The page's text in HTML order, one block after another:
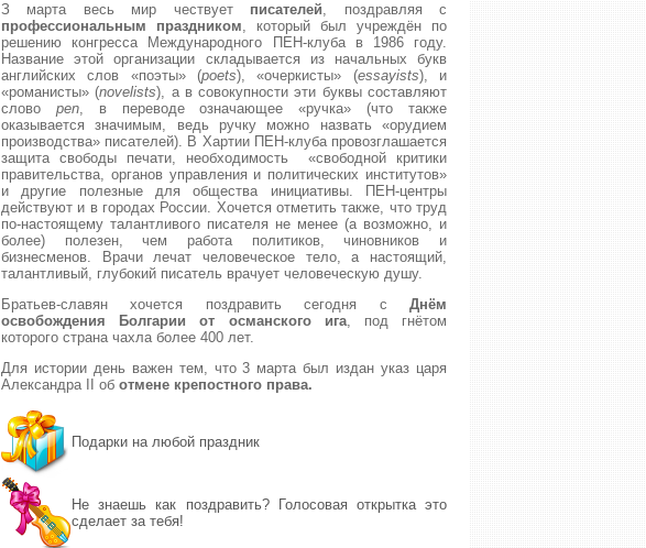
З марта весь мир чествует писателей, поздравляя с
профессиональным праздником, который был учреждён по
решению конгресса Международного ПЕН-клуба в 1986 году.
Название этой организации складывается из начальных букв
английских слов «поэты» (poets), «очеркисты» (essayists), и
«романисты» (novelists), а в совокупности эти буквы составляют
слово pen, в переводе означающее «ручка» (что также
оказывается значимым, ведь ручку можно назвать «орудием
производства» писателей). В Хартии ПЕН-клуба провозглашается
защита свободы печати, необходимость «свободной критики
правительства, органов управления и политических институтов»
и другие полезные для общества инициативы. ПЕН-центры
действуют и в городах России. Хочется отметить также, что труд
по-настоящему талантливого писателя не менее (а возможно, и
более) полезен, чем работа политиков, чиновников и
бизнесменов. Врачи лечат человеческое тело, а настоящий,
талантливый, глубокий писатель врачует человеческую душу.
Братьев-славян хочется поздравить сегодня с Днём
освобождения Болгарии от османского ига, под гнётом
которого страна чахла более 400 лет.
Для истории день важен тем, что 3 марта был издан указ царя
Александра II об отмене крепостного права.
Подарки на любой праздник
Не знаешь как поздравить? Голосовая открытка это
сделает за тебя!